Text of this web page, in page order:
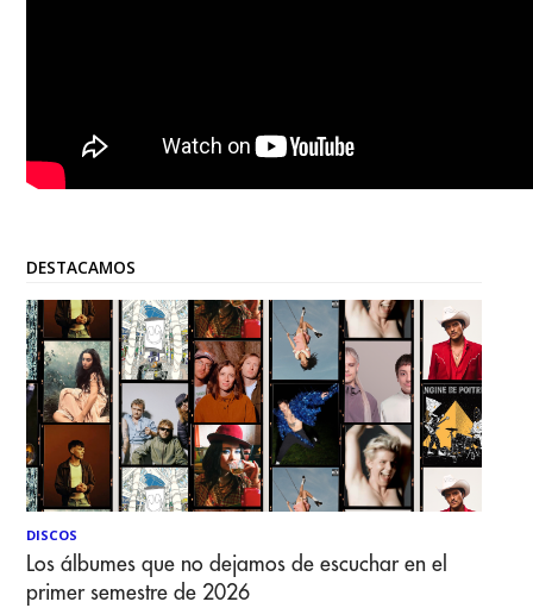
DESTACAMOS
DISCOS
Los álbumes que no dejamos de escuchar en el
primer semestre de 2026